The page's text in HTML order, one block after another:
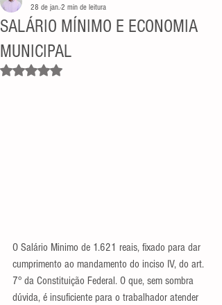
SALÁRIO MÍNIMO E ECONOMIA
MUNICIPAL
28 de jan.2 min de leitura
Avaliado com NaN de 5 estrelas.
O Salário Minimo de 1.621 reais, fixado para dar
cumprimento ao mandamento do inciso IV, do art.
7° da Constituição Federal. O que, sem sombra
dúvida, é insuficiente para o trabalhador atender